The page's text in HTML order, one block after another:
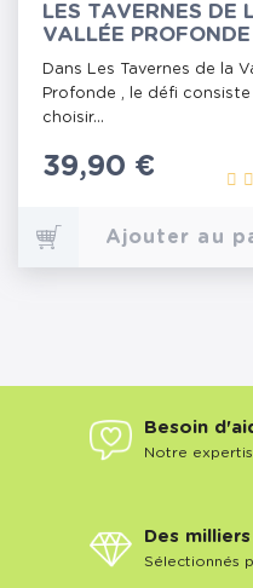
LES TAVERNES DE
VALLÉE PROFONDE
Dans Les Tavernes de la
Profonde , le défi consiste
choisir...
Prix
39,90 €
Ajouter au
Besoin
Notre
Des
Sélectionnés